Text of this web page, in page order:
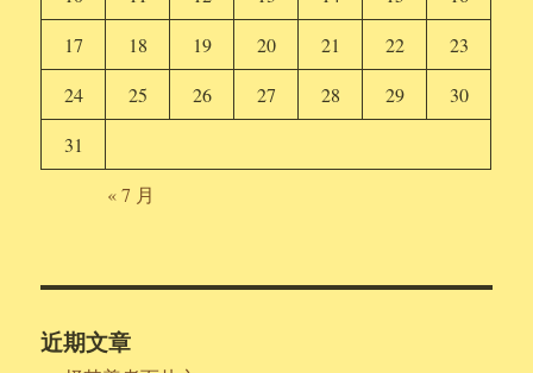
17
18 19 20 21 22
23
24
25 26 27 28 29
30
31
« 7 月
近期文章